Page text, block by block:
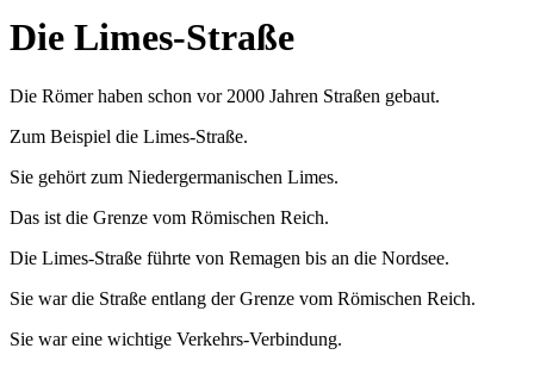
Die Limes-Straße
Die Römer haben schon vor 2000 Jahren Straßen gebaut.
Zum Beispiel die Limes-Straße.
Sie gehört zum Niedergermanischen Limes.
Das ist die Grenze vom Römischen Reich.
Die Limes-Straße führte von Remagen bis an die Nordsee.
Sie war die Straße entlang der Grenze vom Römischen Reich.
Sie war eine wichtige Verkehrs-Verbindung.